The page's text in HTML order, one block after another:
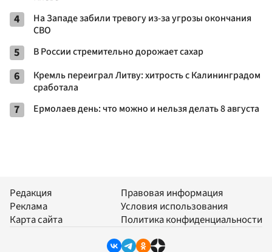
4
На Западе забили тревогу из-за угрозы окончания
СВО
5 В России стремительно дорожает сахар
6
Кремль переиграл Литву: хитрость с Калининградом
сработала
7 Ермолаев день: что можно и нельзя делать 8 августа
Редакция
Реклама
Карта сайта
Правовая информация
Условия использования
Политика конфиденциальности